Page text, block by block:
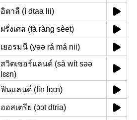
อิตาลี (ì dtaa lii)
ฝรั่งเศส (fà ràng sèet)
เยอรมนี (yəə rá má nii)
สวิตเซอร์แลนด์ (sà wít səə
lɛɛn)
ฟินแลนด์ (fin lɛɛn)
ออสเตรีย (ɔ̀ɔt dtria)